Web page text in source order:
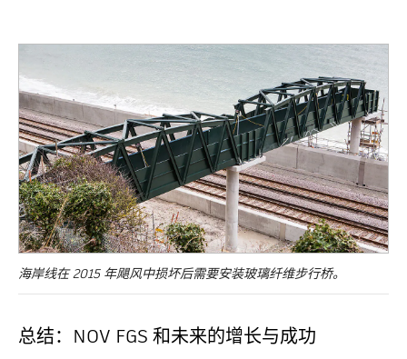
海岸线在 2015 年飓风中损坏后需要安装玻璃纤维步行桥。
总结：NOV FGS 和未来的增长与成功